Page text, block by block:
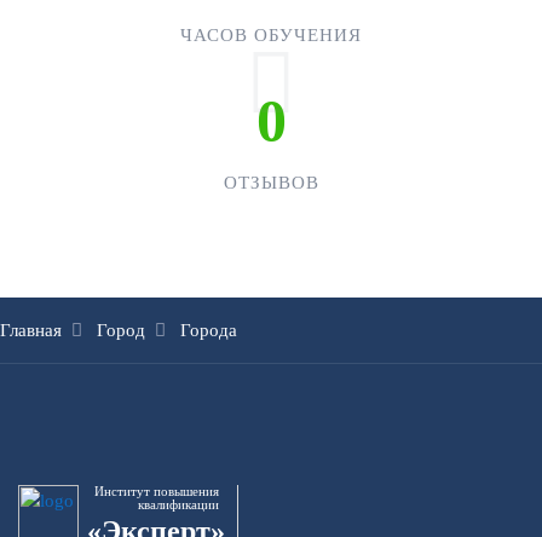
ЧАСОВ ОБУЧЕНИЯ
0
ОТЗЫВОВ
Главная Город Города
Институт повышения
квалификации
«Эксперт»